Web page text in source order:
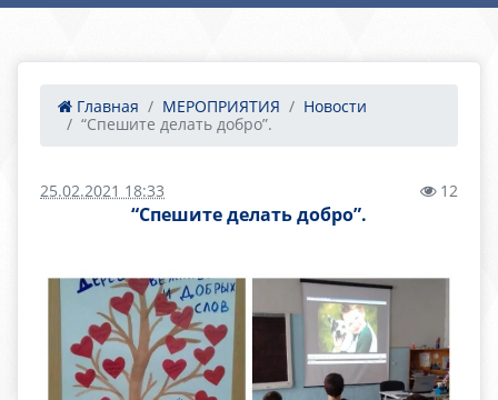
Главная МЕРОПРИЯТИЯ
Новости
“Спешите делать добро”.
25.02.2021 18:33 12
“Спешите делать добро”.